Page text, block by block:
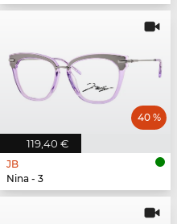
119,40 €
40 %
JB
Nina - 3